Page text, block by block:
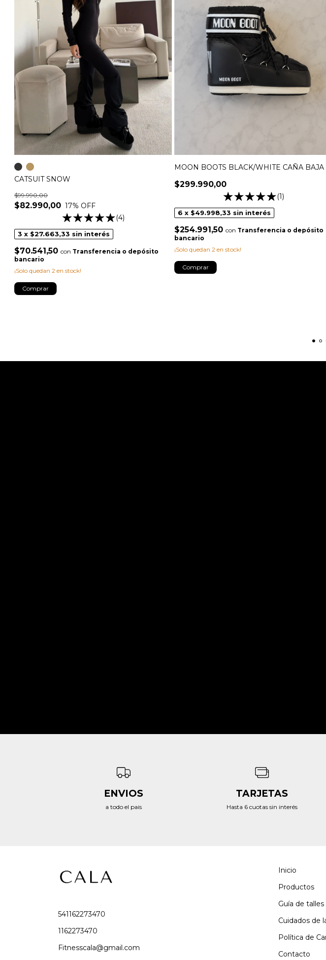
CATSUIT SNOW
$82.990,00
$99.990,00
17% OFF
(4)
3 x $27.663,33 sin interés
$70.541,50 con Transferencia o depósito
bancario
¡Solo quedan 2 en stock!
Comprar
MOON BOOTS BLACK/WHITE CAÑA BAJA
$299.990,00
(1)
6 x $49.998,33 sin interés
$254.991,50con Transferencia o depósito
bancario
¡Solo quedan2 en stock!
Comprar
ENVIOS
a todo el pais
TARJETAS
Hasta 6 cuotas sin interés
541162273470
1162273470
Fitnesscala@gmail.com
Inicio
Productos
Guía de talles
Cuidados de
Política de
Contacto